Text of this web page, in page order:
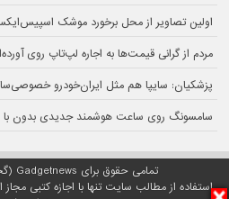
اولین تصاویر از محل برخورد موشک
مردم از گرانی قیمت‌ها به اجاره لپ‌تاپ روی
پزشکیان: سایپا هم مثل ایران‌خودرو
سامسونگ روی ساعت هوشمند جدیدی بدون با
تمامی حقوق برای Gadgetnews (گجت نیوز) محفوظ است
استفاده از مطالب سایت تنها با اجازه کتبی مجاز